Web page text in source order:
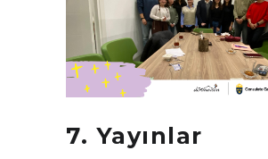
7. Yayınlar